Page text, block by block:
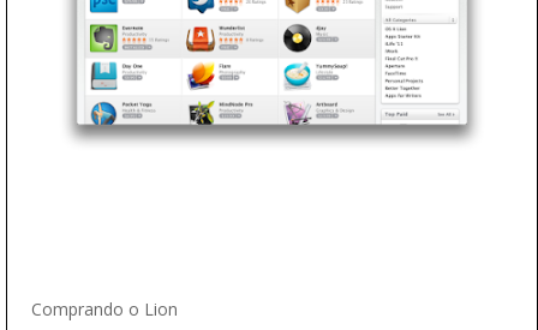
Comprando o Lion